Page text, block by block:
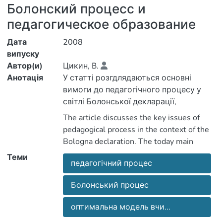
Болонский процесс и
педагогическое образование
Дата
випуску
2008
Автор(и)
Цикин, В.
Анотація
У статті розгдлядаються основні
вимоги до педагогічного про­цесу у
світлі Болонської декларації,
інноваційного підходу на сучасному,
надається характеристиці основних
компонентів оптималь­ної моделі
вчителя й шляхів її формування в
педагогічному ВНЗ.
The article discusses the key issues of
pedagogical process in the context of the
Bologna declaration. The today main
principles of the innovative approach are
analyzed. Characteristic of the ideal
teacher
model's main components and the ways of
its formation at a teachertraining higher
Теми
педагогічний про­цес
Болонський процес
оптимальна модель вчи...